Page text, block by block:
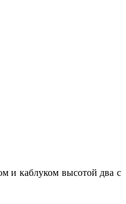
и каблуком высотой два с